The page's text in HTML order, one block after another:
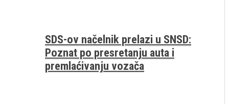
SDS-ov načelnik prelazi u SNSD:
Poznat po presretanju auta i
premlaćivanju vozača